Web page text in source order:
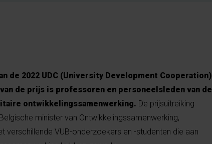
de 2022 UDC (University Development Cooperation)
de prijs is professoren en personeelsleden van de
ontwikkelingssamenwerking. De prijsuitreiking
minister van Ontwikkelingssamenwerking,
VUB-onderzoekers en -studenten die aan